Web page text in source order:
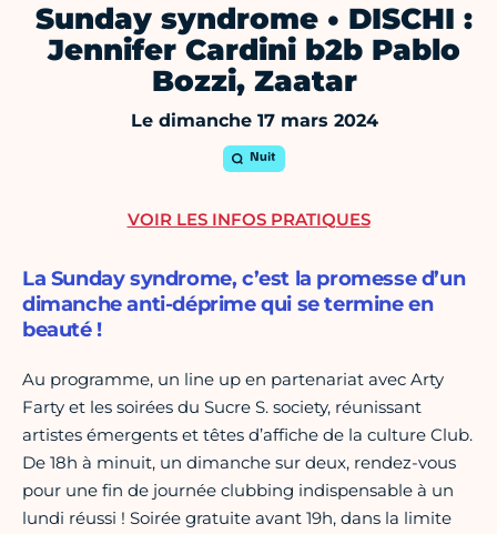
Sunday syndrome • DISCHI :
Jennifer Cardini b2b Pablo
Bozzi, Zaatar
Le dimanche 17 mars 2024
Nuit
La Sunday syndrome, c’est la promesse d’un
dimanche anti-déprime qui se termine en
beauté !
Au programme, un line up en partenariat avec Arty
Farty et les soirées du Sucre S. society, réunissant
artistes émergents et têtes d’affiche de la culture Club.
De 18h à minuit, un dimanche sur deux, rendez-vous
pour une fin de journée clubbing indispensable à un
lundi réussi ! Soirée gratuite avant 19h, dans la limite
VOIR LES INFOS PRATIQUES